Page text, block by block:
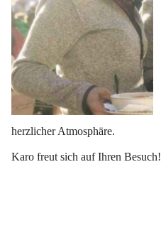
herzlicher Atmosphäre.
Karo freut sich auf Ihren Besuch!